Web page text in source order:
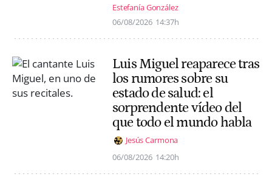
Estefanía González
06/08/2026 14:37h
Luis Miguel reaparece tras
los rumores sobre su
estado de salud: el
sorprendente vídeo del
que todo el mundo habla
Jesús Carmona
06/08/2026 14:20h